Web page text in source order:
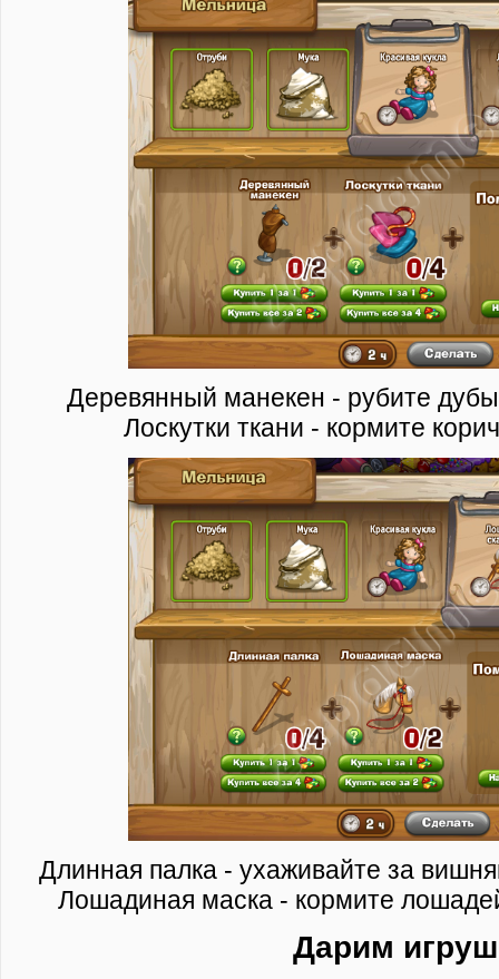
Деревянный манекен - рубите
Лоскутки ткани - кормите
Длинная палка - ухаживайте за
Лошадиная маска - кормите
Дарим